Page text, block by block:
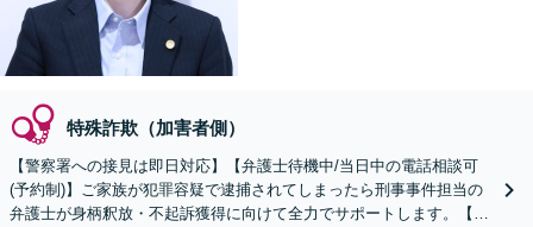
特殊詐欺（加害者側）
【警察署への接見は即日対応】【弁護士待機中/当日中の電話相談可
(予約制)】ご家族が犯罪容疑で逮捕されてしまったら刑事事件担当の
弁護士が身柄釈放・不起訴獲得に向けて全力でサポートします。【毎